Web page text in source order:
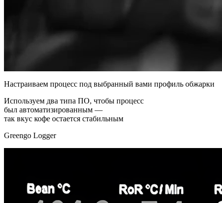
Настраиваем процесс под выбранный вами профиль обжарки
Используем два типа ПО, чтобы процесс
был автоматизированным —
так вкус кофе остается стабильным
Greengo Logger